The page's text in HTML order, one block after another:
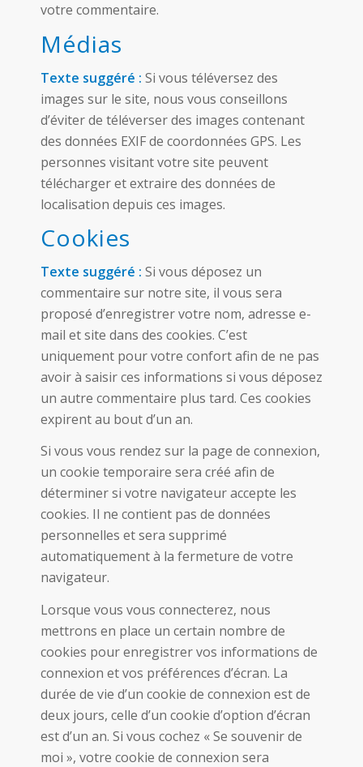
votre commentaire.
Médias
Texte suggéré : Si vous téléversez des
images sur le site, nous vous conseillons
d’éviter de téléverser des images contenant
des données EXIF de coordonnées GPS. Les
personnes visitant votre site peuvent
télécharger et extraire des données de
localisation depuis ces images.
Cookies
Texte suggéré : Si vous déposez un
commentaire sur notre site, il vous sera
proposé d’enregistrer votre nom, adresse e-
mail et site dans des cookies. C’est
uniquement pour votre confort afin de ne pas
avoir à saisir ces informations si vous déposez
un autre commentaire plus tard. Ces cookies
expirent au bout d’un an.
Si vous vous rendez sur la page de connexion,
un cookie temporaire sera créé afin de
déterminer si votre navigateur accepte les
cookies. Il ne contient pas de données
personnelles et sera supprimé
automatiquement à la fermeture de votre
navigateur.
Lorsque vous vous connecterez, nous
mettrons en place un certain nombre de
cookies pour enregistrer vos informations de
connexion et vos préférences d’écran. La
durée de vie d’un cookie de connexion est de
deux jours, celle d’un cookie d’option d’écran
est d’un an. Si vous cochez « Se souvenir de
moi », votre cookie de connexion sera